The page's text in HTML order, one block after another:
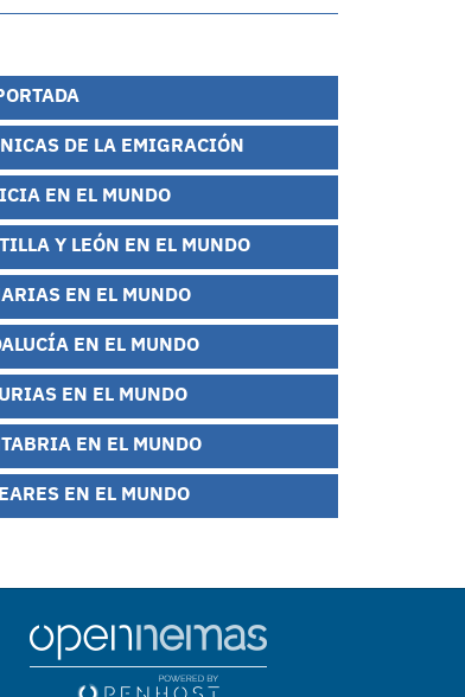
DE LA EMIGRACIÓN
EN EL MUNDO
Y LEÓN EN EL MUNDO
EN EL MUNDO
EN EL MUNDO
EN EL MUNDO
EN EL MUNDO
EN EL MUNDO